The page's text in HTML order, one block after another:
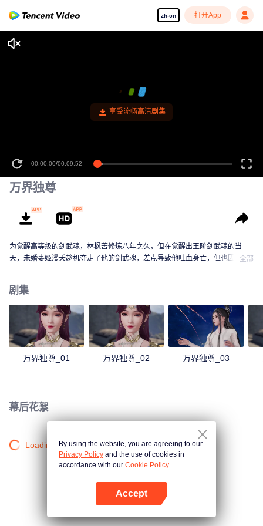
zh-cn 打开App
享受流畅高清剧集
00:00:00/00:09:52
万界独尊
为觉醒高等级的剑武魂，林枫苦修炼八年之久，但在觉醒出王阶剑武魂的当
天，未婚妻姬漫夭趁机夺走了他的剑武魂，差点导致他吐血身亡，但也因此激
南的陪伴、以及从葬神之地中得到的新力量的帮助，林枫才能重拾信心，不至
于一蹶不振，后来成功吸收了葬神之地中的神魔天尊强者们的力量，林枫的剑
武魂因此以修复，且逐渐提升到了更高层次。 通过外出历练，林枫跨越了一个
又一个的艰难险阻，一步一步地茁壮成长为受世人敬仰的强者，最终登上了武
道之巅。
全部
剧集
万界独尊_01 万界独尊_02 万界独尊_03
幕后花絮
Loading…By using the website, you are agreeing to our
Privacy Policy and the use of cookies in
accordance with our Cookie Policy.
Accept